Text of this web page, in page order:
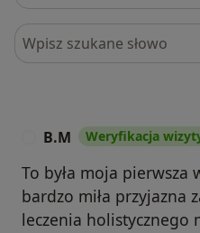
Szukaj w opiniach
B.M Weryfikacja
To była moja
bardzo miła przyjazna
leczenia holistycznego